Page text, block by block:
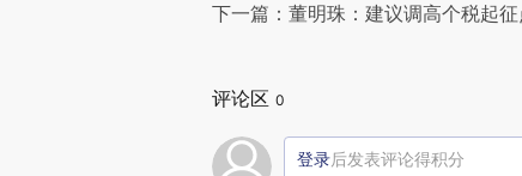
下一篇：董明珠：建议调高个税起
评论区 0
登录后发表评论得积分